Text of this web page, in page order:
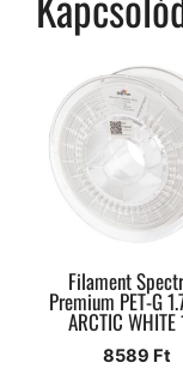
Filament
Premium PET-G
ARCTIC WHITE
8589 Ft